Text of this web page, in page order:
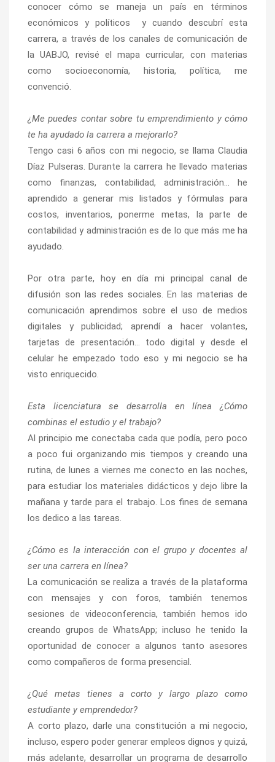
conocer cómo se maneja un país en términos
económicos y políticos y cuando descubrí esta
carrera, a través de los canales de comunicación de
la UABJO, revisé el mapa curricular, con materias
como socioeconomía, historia, política, me
convenció.
¿Me puedes contar sobre tu emprendimiento y cómo
te ha ayudado la carrera a mejorarlo?
Tengo casi 6 años con mi negocio, se llama Claudia
Díaz Pulseras. Durante la carrera he llevado materias
como finanzas, contabilidad, administración… he
aprendido a generar mis listados y fórmulas para
costos, inventarios, ponerme metas, la parte de
contabilidad y administración es de lo que más me ha
ayudado.
Por otra parte, hoy en día mi principal canal de
difusión son las redes sociales. En las materias de
comunicación aprendimos sobre el uso de medios
digitales y publicidad; aprendí a hacer volantes,
tarjetas de presentación… todo digital y desde el
celular he empezado todo eso y mi negocio se ha
visto enriquecido.
Esta licenciatura se desarrolla en línea ¿Cómo
combinas el estudio y el trabajo?
Al principio me conectaba cada que podía, pero poco
a poco fui organizando mis tiempos y creando una
rutina, de lunes a viernes me conecto en las noches,
para estudiar los materiales didácticos y dejo libre la
mañana y tarde para el trabajo. Los fines de semana
los dedico a las tareas.
¿Cómo es la interacción con el grupo y docentes al
ser una carrera en línea?
La comunicación se realiza a través de la plataforma
con mensajes y con foros, también tenemos
sesiones de videoconferencia, también hemos ido
creando grupos de WhatsApp; incluso he tenido la
oportunidad de conocer a algunos tanto asesores
como compañeros de forma presencial.
¿Qué metas tienes a corto y largo plazo como
estudiante y emprendedor?
A corto plazo, darle una constitución a mi negocio,
incluso, espero poder generar empleos dignos y quizá,
más adelante, desarrollar un programa de desarrollo